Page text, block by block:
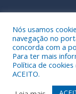
Todos os direitos
Mapa do Site
Nós usamos
navegação no
concorda com a
Para ter mais
Política de cookies
ACEITO.